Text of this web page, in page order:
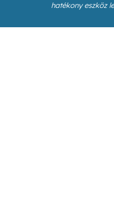
hatékony eszköz